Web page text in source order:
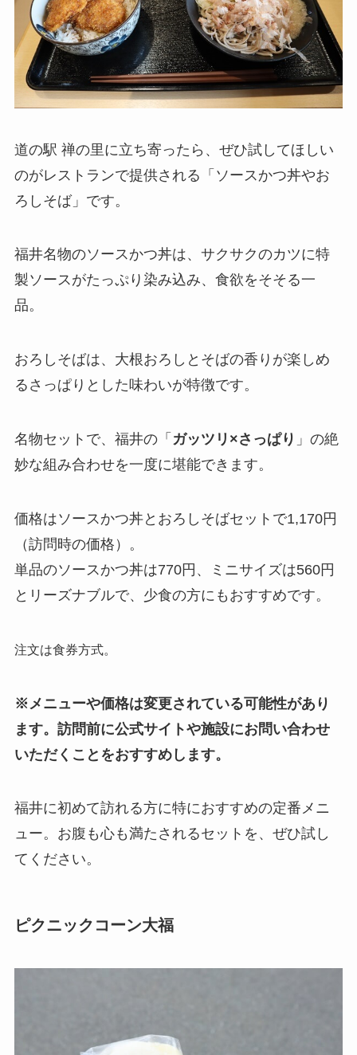
道の駅 禅の里に立ち寄ったら、ぜひ試してほしい
のがレストランで提供される「ソースかつ丼やお
ろしそば」です。
福井名物のソースかつ丼は、サクサクのカツに特
製ソースがたっぷり染み込み、食欲をそそる一
品。
おろしそばは、大根おろしとそばの香りが楽しめ
るさっぱりとした味わいが特徴です。
名物セットで、福井の「 ガッツリ×さっぱり 」の絶
妙な組み合わせを一度に堪能できます。
価格はソースかつ丼とおろしそばセットで1,170円
（訪問時の価格）。
単品のソースかつ丼は770円、ミニサイズは560円
とリーズナブルで、少食の方にもおすすめです。
注文は食券方式。
※メニューや価格は変更されている可能性があり
ます。訪問前に公式サイトや施設にお問い合わせ
いただくことをおすすめします。
福井に初めて訪れる方に特におすすめの定番メニ
ュー。お腹も心も満たされるセットを、ぜひ試し
てください。
ピクニックコーン大福